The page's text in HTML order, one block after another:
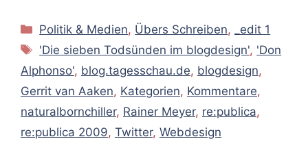
Kategorien
Politik & Medien, Übers Schreiben,
_edit 1
Schlagwörter
'Die sieben Todsünden im blogdesign', 'Don
Alphonso', blog.tagesschau.de, blogdesign,
Gerrit van Aaken, Kategorien, Kommentare,
naturalbornchiller, Rainer Meyer, re:publica,
re:publica 2009, Twitter, Webdesign